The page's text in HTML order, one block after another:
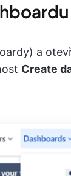
a
Create